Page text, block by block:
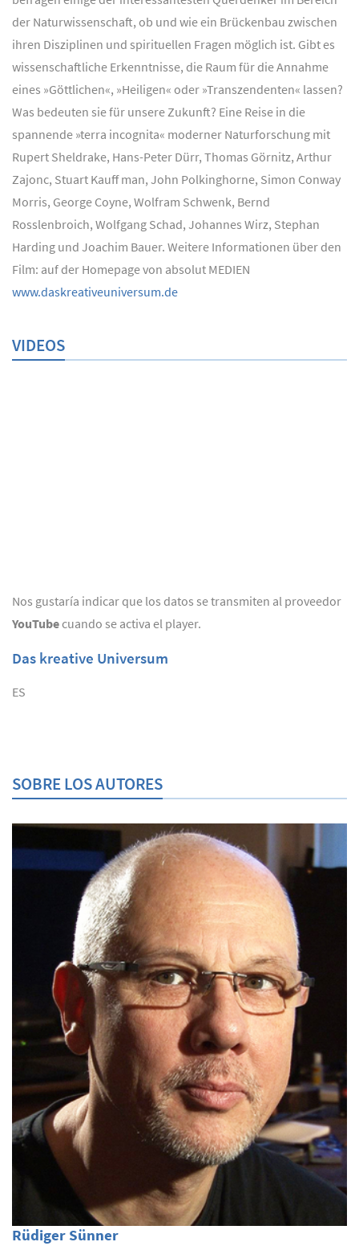
der Naturwissenschaft, ob und wie ein Brückenbau zwischen
ihren Disziplinen und spirituellen Fragen möglich ist. Gibt es
wissenschaftliche Erkenntnisse, die Raum für die Annahme
eines »Göttlichen«, »Heiligen« oder »Transzendenten« lassen?
Was bedeuten sie für unsere Zukunft? Eine Reise in die
spannende »terra incognita« moderner Naturforschung mit
Rupert Sheldrake, Hans-Peter Dürr, Thomas Görnitz, Arthur
Zajonc, Stuart Kauff man, John Polkinghorne, Simon Conway
Morris, George Coyne, Wolfram Schwenk, Bernd
Rosslenbroich, Wolfgang Schad, Johannes Wirz, Stephan
Harding und Joachim Bauer. Weitere Informationen über den
Film: auf der Homepage von absolut MEDIEN
www.daskreativeuniversum.de
VIDEOS
Nos gustaría indicar que los datos se transmiten al proveedor
YouTubecuando se activa el player.
Das kreative Universum
ES
SOBRE LOS AUTORES
Rüdiger Sünner